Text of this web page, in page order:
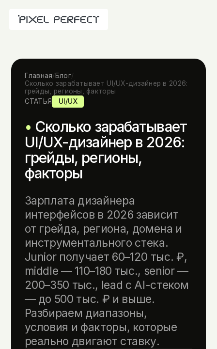
Главная/ Блог/
Сколько зарабатывает UI/UX-дизайнер в 2026:
грейды, регионы, факторы
СТАТЬЯ
UI/UX
Сколько зарабатывает
UI/UX-дизайнер в 2026:
грейды, регионы,
факторы
Зарплата дизайнера
интерфейсов в 2026 зависит
от грейда, региона, домена и
инструментального стека.
Junior получает 60–120 тыс. ₽,
middle — 110–180 тыс., senior —
200–350 тыс., lead с AI-стеком
— до 500 тыс. ₽ и выше.
Разбираем диапазоны,
условия и факторы, которые
реально двигают ставку.